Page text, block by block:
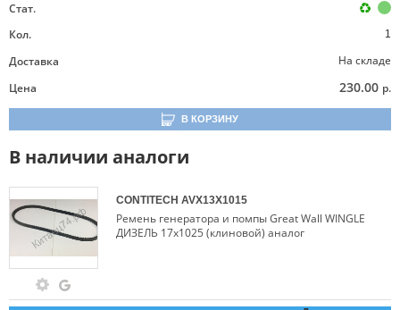
Стат.
Кол.
1
Доставка
На складе
Цена
230.00 р.
В КОРЗИНУ
В наличии аналоги
CONTITECH AVX13X1015
Ремень генератора и помпы Great Wall WINGLE
ДИЗЕЛЬ 17х1025 (клиновой) аналог